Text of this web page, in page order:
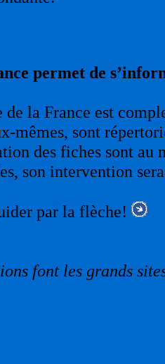
permet de
de la France est
mêmes, sont
des fiches sont
son intervention
par la flèche!
font les grands